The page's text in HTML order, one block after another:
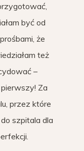
być od
że
też
–
Za
przez które
szpitala dla